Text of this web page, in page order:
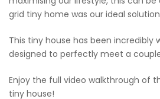
grid tiny home was our ideal
This tiny house has been incredibly
designed to perfectly meet a
Enjoy the full video walkthrough of
tiny house!